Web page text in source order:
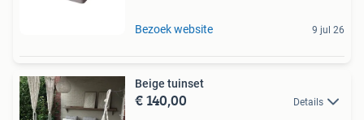
Bezoek website 9 jul 26
Beige tuinset
€ 140,00 Details